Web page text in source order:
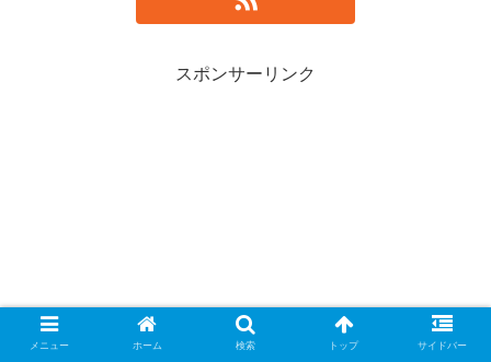
スポンサーリンク
メニュー ホーム 検索 トップ サイドバー